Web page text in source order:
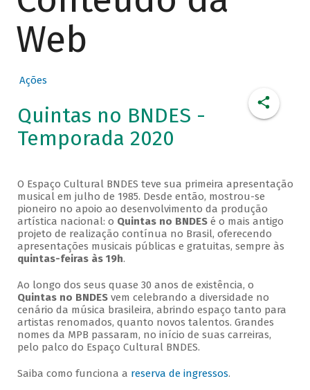
Web
Ações
Quintas no BNDES -
Temporada 2020
O Espaço Cultural BNDES teve sua primeira apresentação
musical em julho de 1985. Desde então, mostrou-se
pioneiro no apoio ao desenvolvimento da produção
artística nacional: o Quintas no BNDESé o mais antigo
projeto de realização contínua no Brasil, oferecendo
apresentações musicais públicas e gratuitas, sempre às
quintas-feiras às 19h.
Ao longo dos seus quase 30 anos de existência, o
Quintas no BNDESvem celebrando a diversidade no
cenário da música brasileira, abrindo espaço tanto para
artistas renomados, quanto novos talentos. Grandes
nomes da MPB passaram, no início de suas carreiras,
pelo palco do Espaço Cultural BNDES.
Saiba como funciona a reserva de ingressos.